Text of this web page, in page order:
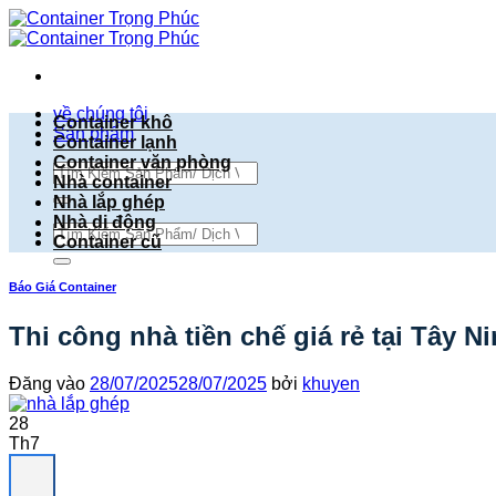
Bỏ
qua
dung
về chúng tôi
Sản phẩm
Tìm
kiếm:
Tìm
kiếm:
Container khô
Container lạnh
Container văn phòng
Nhà container
Nhà lắp ghép
Nhà di động
Container cũ
Báo Giá Container
Thi công nhà tiền chế giá rẻ tại Tây
Đăng vào 28/07/202528/07/2025 bởi khuyen
28
Th7